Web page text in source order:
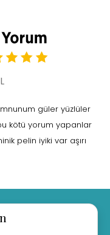
güler yüzlüler
kötü yorum yapanlar
pelin iyiki var aşırı